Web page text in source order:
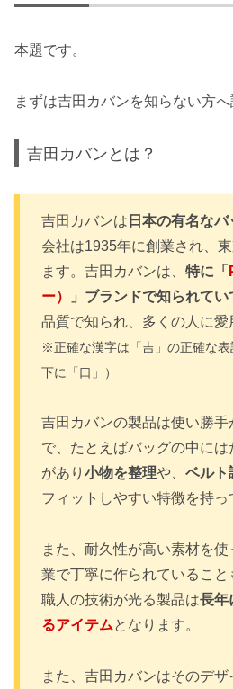
本題です。
まずは吉田カバンを知らない方へ
吉田カバンとは？
吉田カバンは 日本の有名な
会社は1935年に創業され、
ます。吉田カバンは、 特に「
ー）
」ブランドで知られてい
品質で知られ、多くの人に愛
※正確な漢字は「吉」の正確な
下に「口」）
吉田カバンの製品は使い勝手
で、たとえばバッグの中には
があり 小物を整理や、 ベルト
フィットしやすい特徴を持っ
また、耐久性が高い素材を
業で丁寧に作られていること
職人の技術が光る製品は長年
るアイテムとなります。
また、吉田カバンはそのデザ